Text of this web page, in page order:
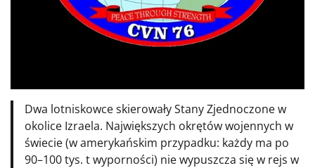
Dwa lotniskowce skierowały Stany Zjednoczone w
okolice Izraela. Największych okrętów wojennych w
świecie (w amerykańskim przypadku: każdy ma po
90–100 tys. t wyporności) nie wypuszcza się w rejs w